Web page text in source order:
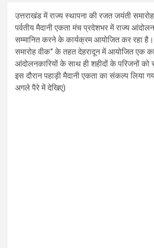
उत्तराखंड में राज्य स्थापना की रजत जयंती
पर्वतीय मैदानी एकता मंच प्रदेशभर में राज्य
सम्मानित करने के कार्यक्रम आयोजित कर रहा है।
समारोह वीक” के तहत देहरादून में आयोजित एक
आंदोलनकारियों के साथ ही शहीदों के परिजनों को
इस दौरान पहाड़ी मैदानी एकता का संकल्प लिया
अगले पैरे में देखिए)